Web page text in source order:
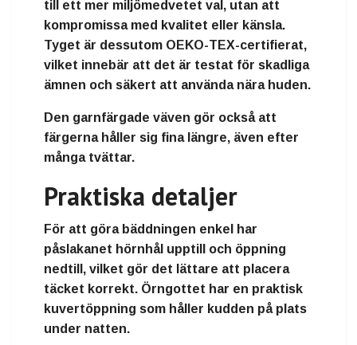
till ett mer miljömedvetet val, utan att
kompromissa med kvalitet eller känsla.
Tyget är dessutom OEKO-TEX-certifierat,
vilket innebär att det är testat för skadliga
ämnen och säkert att använda nära huden.
Den garnfärgade väven gör också att
färgerna håller sig fina längre, även efter
många tvättar.
Praktiska detaljer
För att göra bäddningen enkel har
påslakanet hörnhål upptill och öppning
nedtill, vilket gör det lättare att placera
täcket korrekt. Örngottet har en praktisk
kuvertöppning som håller kudden på plats
under natten.